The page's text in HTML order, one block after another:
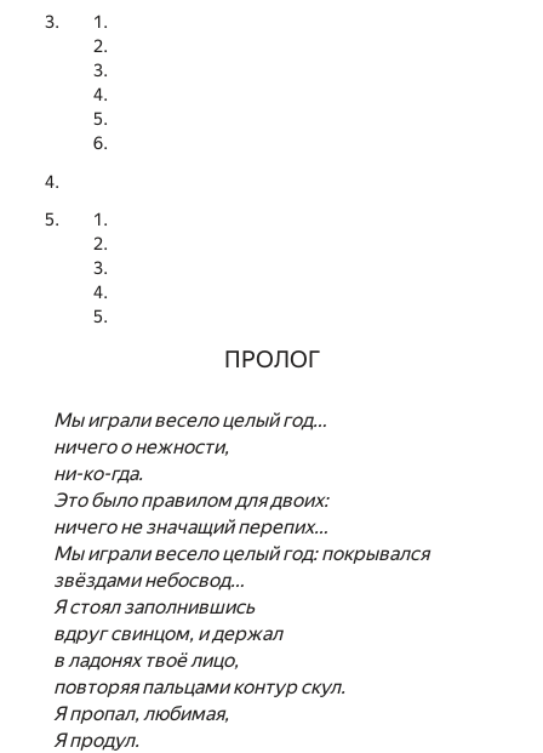
ПРОЛОГ
Мы играли весело целый год…
ничего о нежности,
ни-ко-гда.
Это было правилом для двоих:
ничего не значащий перепих…
Мы играли весело целый год: покрывался
звёздами небосвод…
Я стоял заполнившись
вдруг свинцом, и держал
в ладонях твоё лицо,
повторяя пальцами контур скул.
Я пропал, любимая,
Я продул.